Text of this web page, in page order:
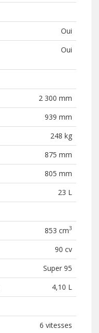
Oui
Oui
2 300 mm
939 mm
248 kg
875 mm
805 mm
23 L
853 cm3
90 cv
Super 95
4,10 L
6 vitesses